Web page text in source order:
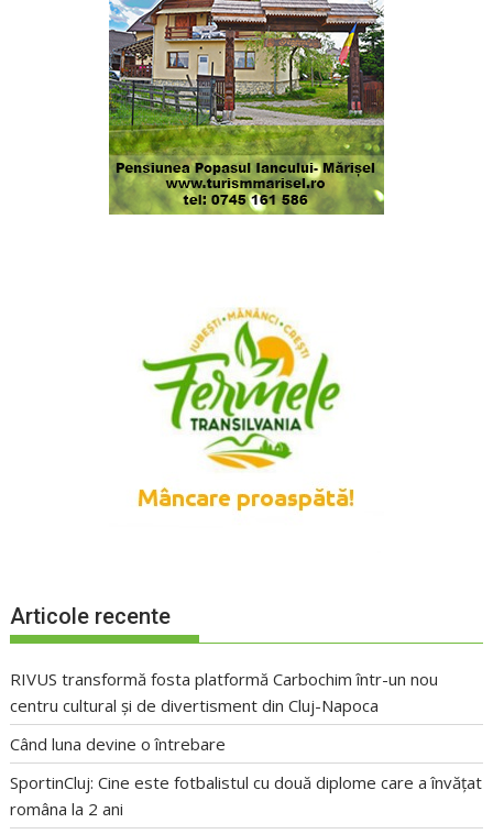
Articole recente
RIVUS transformă fosta platformă Carbochim într-un nou
centru cultural și de divertisment din Cluj-Napoca
Când luna devine o întrebare
SportinCluj: Cine este fotbalistul cu două diplome care a învățat
româna la 2 ani